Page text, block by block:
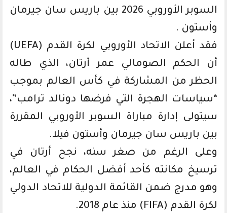
السوبر الأوروبي 2026 بين باريس سان جيرمان
وأستون .
فقد أعلن الاتحاد الأوروبي لكرة القدم (UEFA)
أن الحكم الصومالي عمر أرتان، الذي طاله
الحظر من المشاركة في كأس العالم بموجب
“سياسات الهجرة التي فرضها دونالد ترامب”،
سيتولى إدارة مباراة السوبر الأوروبي المقررة
بين باريس سان جيرمان وأستون فيلا.
وعلى الرغم من صغر سنه، نجح أرتان في
ترسيخ مكانته كأحد أفضل الحكام في العالم،
وهو مدرج ضمن القائمة الدولية للاتحاد الدولي
لكرة القدم (FIFA) منذ عام 2018.